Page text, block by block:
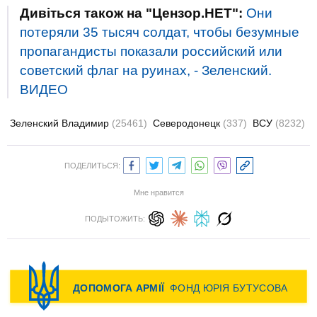
Дивіться також на "Цензор.НЕТ": Они
потеряли 35 тысяч солдат, чтобы безумные
пропагандисты показали российский или
советский флаг на руинах, - Зеленский.
ВИДЕО
Зеленский Владимир (25461) Северодонецк (337) ВСУ (8232)
ПОДЕЛИТЬСЯ:
Мне нравится
ПОДЫТОЖИТЬ: